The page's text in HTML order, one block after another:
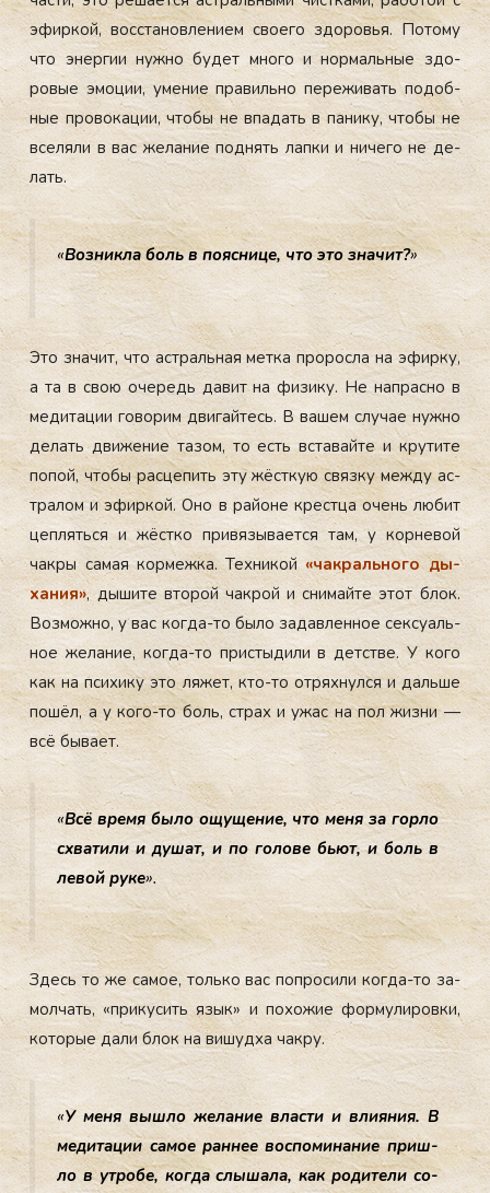
эфир­кой, вос­ста­нов­ле­ни­ем сво­его здо­ровья. По­тому
что энер­гии нуж­но бу­дет мно­го и нор­маль­ные здо­
ровые эмо­ции, уме­ние пра­виль­но пе­режи­вать по­доб­
ные про­вока­ции, что­бы не впа­дать в па­нику, что­бы не
все­ляли в вас же­лание под­нять лап­ки и ни­чего не де­
лать.
«Воз­никла боль в по­яс­ни­це, что это зна­чит?»
Это зна­чит, что ас­траль­ная мет­ка про­рос­ла на эфир­ку,
а та в свою оче­редь да­вит на фи­зику. Не нап­расно в
ме­дита­ции го­ворим дви­гай­тесь. В ва­шем слу­чае нуж­но
де­лать дви­жение та­зом, то есть вста­вай­те и кру­тите
по­пой, что­бы рас­це­пить эту жёс­ткую связ­ку меж­ду ас­
тра­лом и эфир­кой. Оно в рай­оне крес­тца очень лю­бит
цеп­лять­ся и жёс­тко при­вязы­ва­ет­ся там, у кор­не­вой
чак­ры са­мая кор­межка. Тех­ни­кой «чак­раль­но­го ды­
хания», ды­шите вто­рой чак­рой и сни­май­те этот блок.
Воз­можно, у вас ког­да-то бы­ло за­дав­ленное сек­су­аль­
ное же­лание, ког­да-то прис­ты­дили в детс­тве. У ко­го
как на пси­хику это ля­жет, кто-то от­ряхнул­ся и даль­ше
по­шёл, а у ко­го-то боль, страх и ужас на пол жиз­ни —
всё бы­ва­ет.
«Всё вре­мя бы­ло ощу­щение, что ме­ня за гор­ло
схва­тили и ду­шат, и по го­лове бь­ют, и боль в
ле­вой ру­ке».
Здесь то же са­мое, толь­ко вас поп­ро­сили ког­да-то за­
мол­чать, «при­кусить язык» и по­хожие фор­му­лиров­ки,
ко­торые да­ли блок на ви­шуд­ха чак­ру.
«У ме­ня выш­ло же­лание влас­ти и вли­яния. В
ме­дита­ции са­мое ран­нее вос­по­мина­ние приш­
ло в ут­ро­бе, ког­да слы­шала, как ро­дите­ли со­